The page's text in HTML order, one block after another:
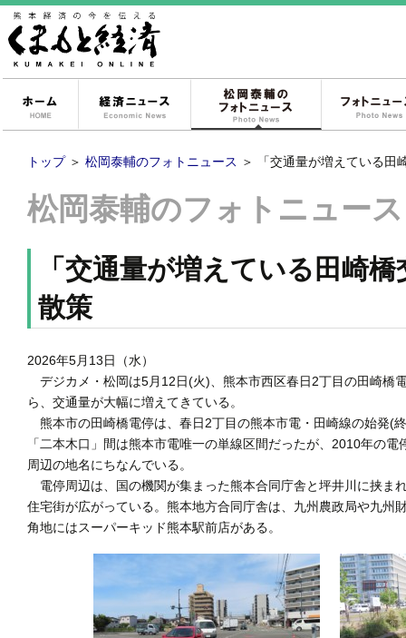
経済ニュース
トップ ＞ 松岡泰輔のフォトニュース ＞ 「交通量が増えている
松岡泰輔のフォトニュース
「交通量が増えている田崎
散策
2026年5月13日（水）
デジカメ・松岡は5月12日(火)、熊本市西区春日2丁目の田崎橋
ら、交通量が大幅に増えてきている。
熊本市の田崎橋電停は、春日2丁目の熊本市電・田崎線の始発(
「二本木口」間は熊本市電唯一の単線区間だったが、2010年の
周辺の地名にちなんでいる。
電停周辺は、国の機関が集まった熊本合同庁舎と坪井川に挟ま
住宅街が広がっている。熊本地方合同庁舎は、九州農政局や九
角地にはスーパーキッド熊本駅前店がある。